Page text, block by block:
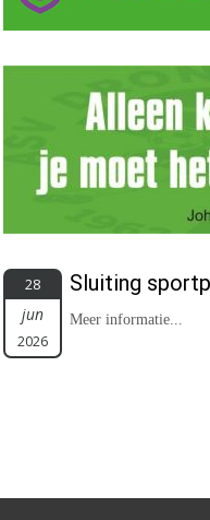
28
jun
2026
Sluiting
Meer informatie...